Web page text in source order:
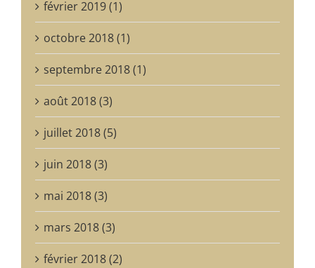
février 2019 (1)
octobre 2018 (1)
septembre 2018 (1)
août 2018 (3)
juillet 2018 (5)
juin 2018 (3)
mai 2018 (3)
mars 2018 (3)
février 2018 (2)